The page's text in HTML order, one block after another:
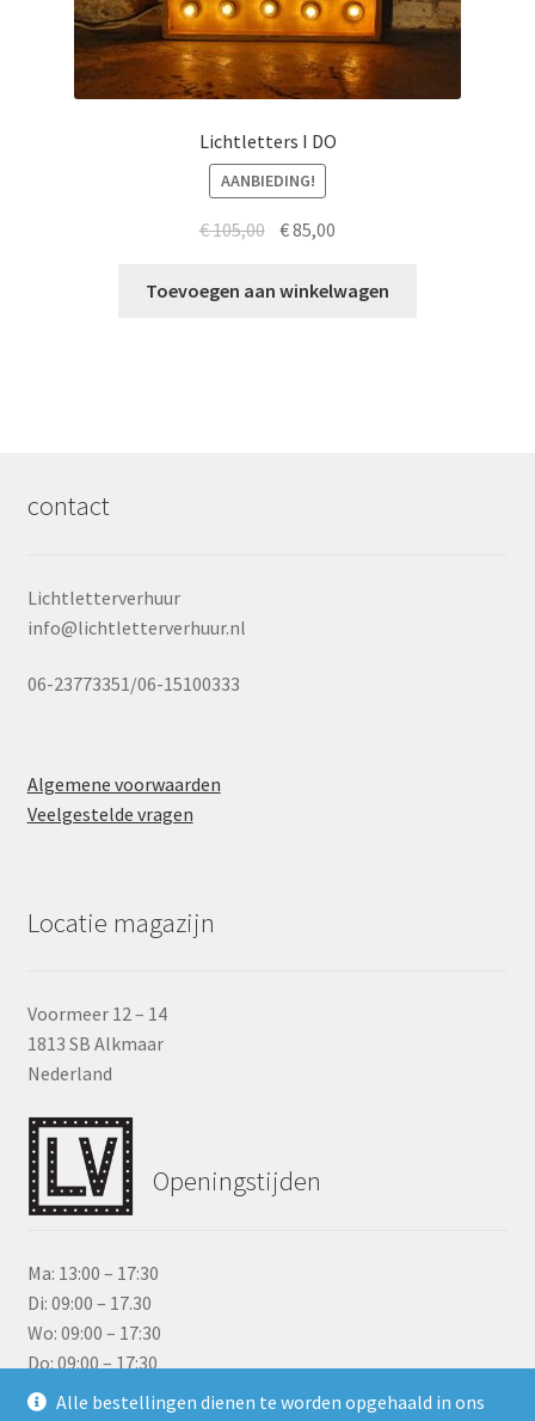
Lichtletters I DO
AANBIEDING!
€105,00 Oorspronkelijke
was:
€85,00
is:
Toevoegen aan winkelwagen
contact
Lichtletterverhuur
info@lichtletterverhuur.nl
06-23773351/06-15100333
Algemene voorwaarden
Veelgestelde vragen
Locatie magazijn
Voormeer 12 – 14
1813 SB Alkmaar
Nederland
Openingstijden
Ma: 13:00 – 17:30
Di: 09:00 – 17.30
Wo: 09:00 – 17:30
Do: 09:00 – 17:30
Vr: 09:00 – 17:30
Alle bestellingen dienen te worden opgehaald in ons